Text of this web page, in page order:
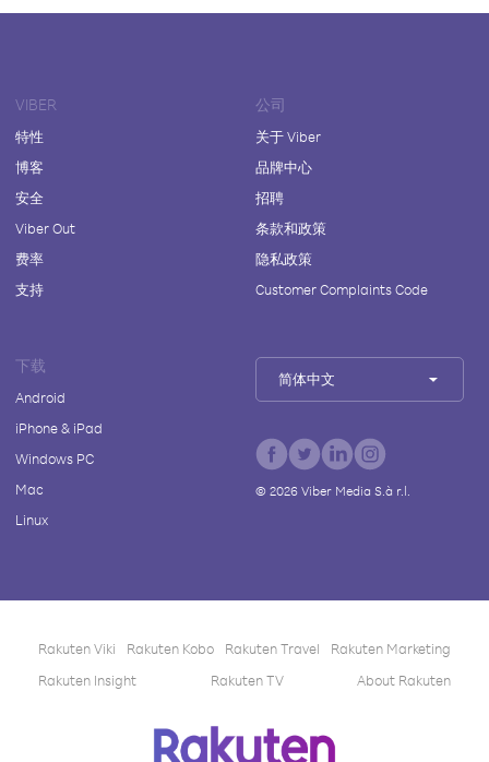
VIBER
特性
博客
安全
Viber Out
费率
支持
公司
关于 Viber
品牌中心
招聘
条款和政策
隐私政策
Customer Complaints Code
下载
Android
iPhone & iPad
Windows PC
Mac
Linux
简体中文
© 2026Viber Media S.à r.l.
Rakuten Viki Rakuten Kobo Rakuten Travel
Rakuten Marketing
Rakuten Insight
Rakuten TV About Rakuten